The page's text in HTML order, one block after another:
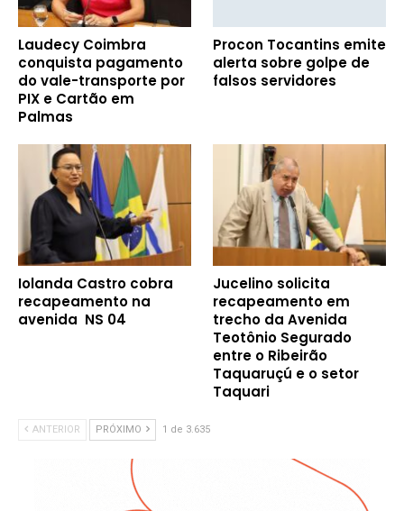
Laudecy Coimbra
conquista pagamento
do vale-transporte por
PIX e Cartão em
Palmas
Procon Tocantins emite
alerta sobre golpe de
falsos servidores
Iolanda Castro cobra
recapeamento na
avenida NS 04
Jucelino solicita
recapeamento em
trecho da Avenida
Teotônio Segurado
entre o Ribeirão
Taquaruçú e o setor
Taquari
ANTERIOR PRÓXIMO 1 de 3.635